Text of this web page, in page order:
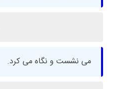
می نشست و نگاه می کرد.